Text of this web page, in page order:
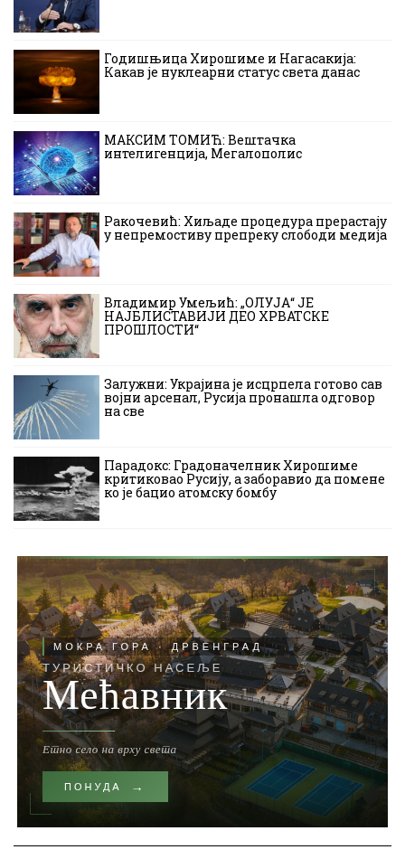
Годишњица Хирошиме и Нагасакија:
Какав је нуклеарни статус света данас
МАКСИМ ТОМИЋ: Вештачка
интелигенција, Мегалополис
Ракочевић: Хиљаде процедура прерастају
у непремостиву препреку слободи медија
Владимир Умељић: „ОЛУЈА“ ЈЕ
НАЈБЛИСТАВИЈИ ДЕО ХРВАТСКЕ
ПРОШЛОСТИ“
Залужни: Украјина је исцрпела готово сав
војни арсенал, Русија пронашла одговор
на све
Парадокс: Градоначелник Хирошиме
критиковао Русију, а заборавио да помене
ко је бацио атомску бомбу